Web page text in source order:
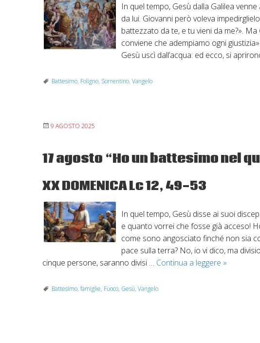
In quel tempo, Gesù dalla Galilea
da lui. Giovanni però voleva
battezzato da te, e tu vieni da me?».
conviene che adempiamo ogni
Gesù uscì dall’acqua: ed ecco, si
Battesimo, Foligno, Sorrentino, Vangelo
9 AGOSTO 2025
17 agosto “Ho un battesimo nel
XX DOMENICA Lc 12, 49-53
In quel tempo, Gesù disse ai suoi
e quanto vorrei che fosse già acceso!
come sono angosciato finché non sia
pace sulla terra? No, io vi dico, ma
cinque persone, saranno divisi … Continua a leggere 17
»
Battesimo, famiglie, Fuoco, Gesù, Vangelo